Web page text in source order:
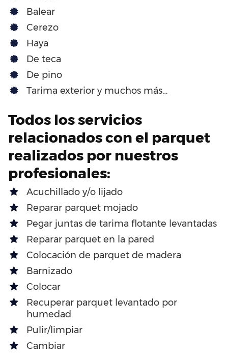
Balear
Cerezo
Haya
De teca
De pino
Tarima exterior y muchos más…
Todos los servicios
relacionados con el parquet
realizados por nuestros
profesionales:
Acuchillado y/o lijado
Reparar parquet mojado
Pegar juntas de tarima flotante levantadas
Reparar parquet en la pared
Colocación de parquet de madera
Barnizado
Colocar
Recuperar parquet levantado por
humedad
Pulir/limpiar
Cambiar